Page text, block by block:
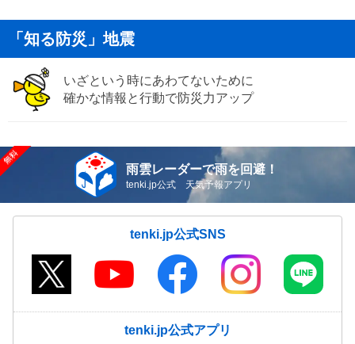
「知る防災」地震
いざという時にあわてないために
確かな情報と行動で防災力アップ
雨雲レーダーで雨を回避！
tenki.jp公式 天気予報アプリ
tenki.jp公式SNS
tenki.jp公式アプリ